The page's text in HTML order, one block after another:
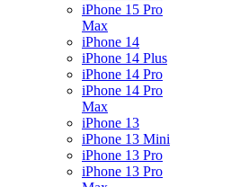
iPhone 15 Pro
Max
iPhone 14
iPhone 14 Plus
iPhone 14 Pro
iPhone 14 Pro
Max
iPhone 13
iPhone 13 Mini
iPhone 13 Pro
iPhone 13 Pro